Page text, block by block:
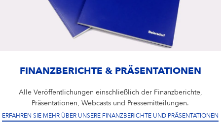
FINANZBERICHTE & PRÄSENTATIONEN
Alle Veröffentlichungen einschließlich der Finanzberichte,
Präsentationen, Webcasts und Pressemitteilungen.
ERFAHREN SIE MEHR ÜBER UNSERE FINANZBERICHTE UND PRÄSENTATIONEN